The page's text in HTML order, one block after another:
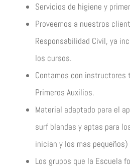
Servicios de higiene y
Proveemos a nuestros
Responsabilidad Civil, ya
los cursos.
Contamos con instructores
Primeros Auxilios.
Material adaptado para el
surf blandas y aptas para
inician y los mas pequeños)
Los grupos que la Escuela